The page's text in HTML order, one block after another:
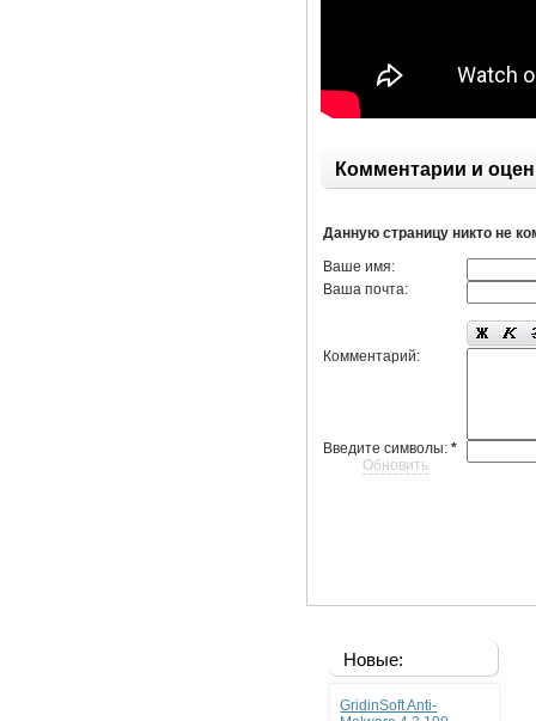
Комментарии и
Данную страницу никто не
Ваше имя:
Ваша почта:
Комментарий:
Введите символы:*
Обновить
Новые:
GridinSoft Anti-